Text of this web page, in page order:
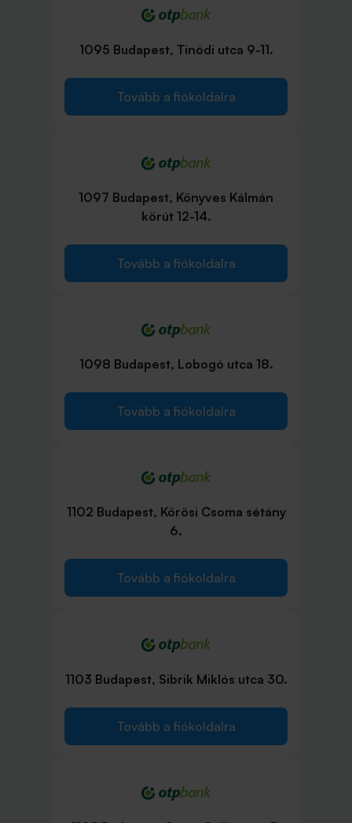
1095 Budapest, Tinódi utca 9-11.
Tovább a fiókoldalra
1097 Budapest, Könyves Kálmán
körút 12-14.
Tovább a fiókoldalra
1098 Budapest, Lobogó utca 18.
Tovább a fiókoldalra
1102 Budapest, Kőrösi Csoma sétány
6.
Tovább a fiókoldalra
1103 Budapest, Sibrik Miklós utca 30.
Tovább a fiókoldalra